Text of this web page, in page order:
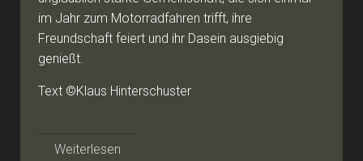
im Jahr zum Motorradfahren trifft, ihre
Freundschaft feiert und ihr Dasein ausgiebig
genießt.
Text ©Klaus Hinterschuster
Weiterlesen